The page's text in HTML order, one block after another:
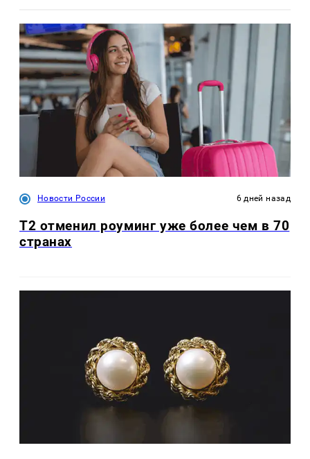
Новости России 6 дней назад
Т2 отменил роуминг уже более чем в 70
странах